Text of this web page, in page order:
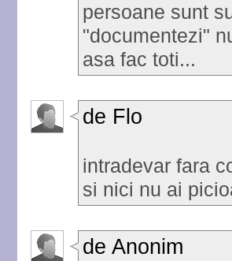
persoane sunt
"documentezi"
asa fac toti...
de Flo
intradevar fara
si nici nu ai
de Anonim